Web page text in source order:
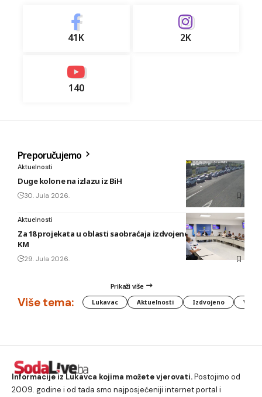
41K 2K
140
Preporučujemo
Aktuelnosti
Duge kolone na izlazu iz BiH
30. Jula 2026.
Aktuelnosti
Za 18 projekata u oblasti saobraćaja izdvojeno gotovo 40.000
KM
29. Jula 2026.
Prikaži više
Više tema: Lukavac Aktuelnosti Izdvojeno
Informacije iz Lukavca kojima možete vjerovati.Postojimo od
2009. godine i od tada smo najposjećeniji internet portal i